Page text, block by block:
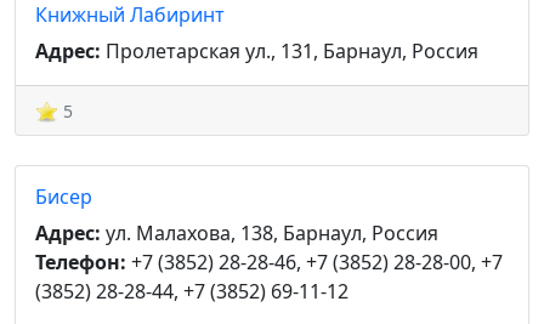
Книжный Лабиринт
Адрес: Пролетарская ул., 131, Барнаул, Россия
5
Бисер
Адрес: ул. Малахова, 138, Барнаул, Россия
Телефон: +7 (3852) 28-28-46, +7 (3852) 28-28-00, +7
(3852) 28-28-44, +7 (3852) 69-11-12